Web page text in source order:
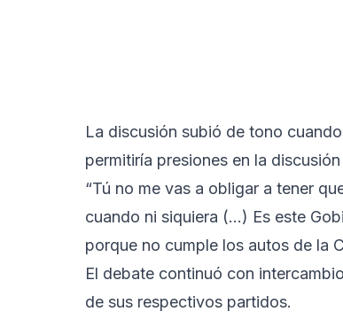
La discusión subió de tono
permitiría presiones en la
“Tú no me vas a obligar a tener
cuando ni siquiera (…) Es este
porque no cumple los autos de la
El debate continuó con
de sus respectivos partidos.